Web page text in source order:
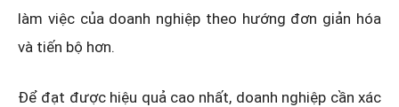
làm việc của doanh nghiệp theo hướng đơn giản hóa
và tiến bộ hơn.
Để đạt được hiệu quả cao nhất, doanh nghiệp cần xác